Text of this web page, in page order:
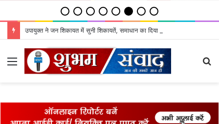
उपायुक्‍त ने जन शिकायत में सुनी शिकायतें, समाधान का दिया भरोसा
Menu